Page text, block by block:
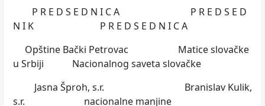
P R E D S E D N I C A P R E D S E D
N I K P R E D S E D N I C A
Opštine Bački Petrovac Matice slovačke
u Srbiji Nacionalnog saveta slovačke
Jasna Šproh, s.r. Branislav Kulik,
s.r. nacionalne manjine